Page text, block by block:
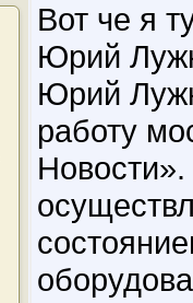
Вот че я
Юрий
Юрий
работу